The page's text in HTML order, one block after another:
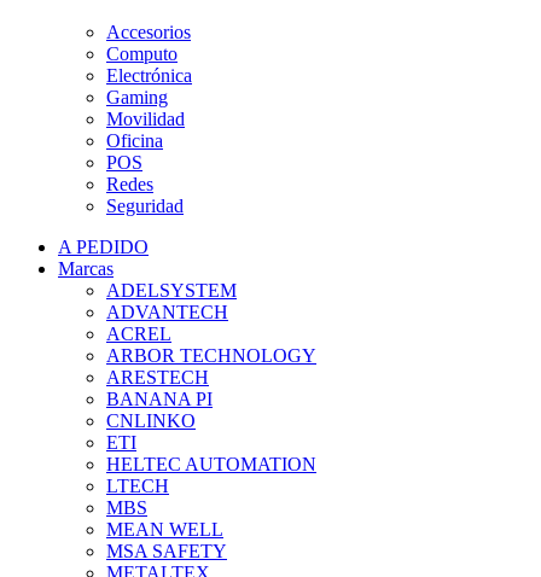
Accesorios
Computo
Electrónica
Gaming
Movilidad
Oficina
POS
Redes
Seguridad
A PEDIDO
Marcas
ADELSYSTEM
ADVANTECH
ACREL
ARBOR TECHNOLOGY
ARESTECH
BANANA PI
CNLINKO
ETI
HELTEC AUTOMATION
LTECH
MBS
MEAN WELL
MSA SAFETY
METALTEX